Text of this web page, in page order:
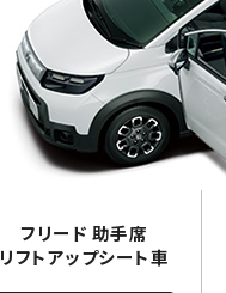
フリード 助手席
リフトアップシート車